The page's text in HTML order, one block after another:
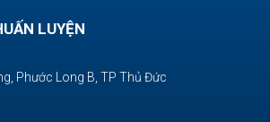
LUYỆN
Phước Long B, TP Thủ Đức